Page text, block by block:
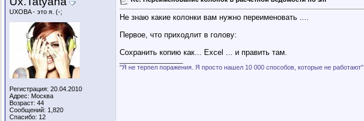
UXOBA - это я. (-;
Регистрация: 20.04.2010
Адрес: Москва
Возраст: 44
Сообщений: 1,820
Спасибо: 12
Не знаю какие колонки вам нужно переименовать ....
Первое, что приходлит в голову:
Сохранить копию как... Excel ... и править там.
"Я не терпел поражения. Я просто нашел 10 000 способов, которые не работают"